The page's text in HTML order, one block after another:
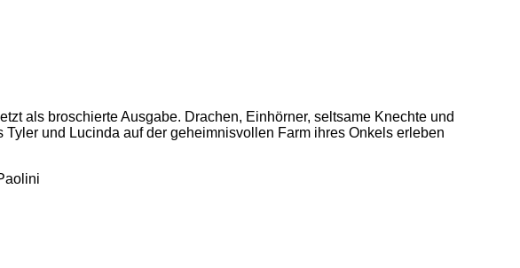
als broschierte Ausgabe. Drachen, Einhörner, seltsame Knechte und
und Lucinda auf der geheimnisvollen Farm ihres Onkels erleben